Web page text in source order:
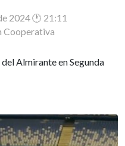
2024 🕐 21:11
Cooperativa
Almirante en Segunda